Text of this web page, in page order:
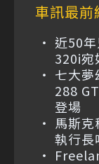
車訊最前
近50
320i宛
七大夢
288
登場
馬斯
執行長